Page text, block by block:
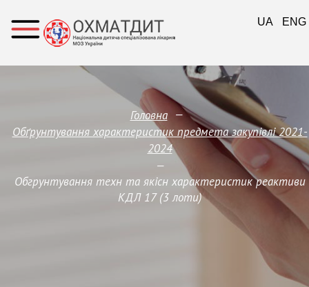
Головна —
Обґрунтування характеристик предмета закупівлi 2021-
2024
—
Обгрунтування техн та якісн характеристик реактиви
КДЛ 17 (3 лоти)
UA ENG